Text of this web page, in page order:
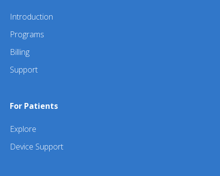
Introduction
Programs
Billing
Support
For Patients
Explore
Device Support